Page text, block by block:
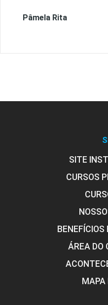
Pâmela Rita
SITE
CURSOS
ÁREA DO
MAPA